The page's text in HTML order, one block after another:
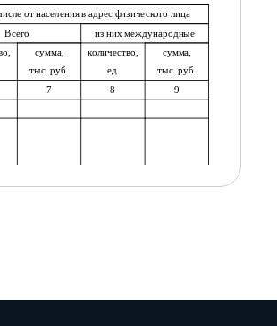
от населения в адрес физического лица
Всего
из них международные
сумма,
тыс. руб.
количество,
ед.
сумма,
тыс. руб.
7 8
9